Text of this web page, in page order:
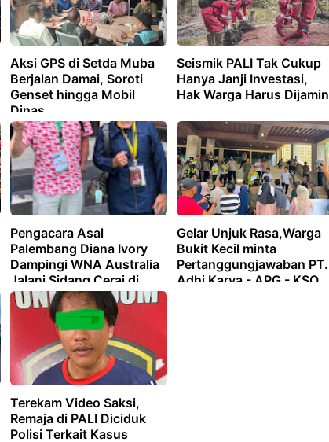
Aksi GPS di Setda Muba
Berjalan Damai, Soroti
Genset hingga Mobil
Dinas
Seismik PALI Tak Cukup
Hanya Janji Investasi,
Hak Warga Harus Dijamin
Pengacara Asal
Palembang Diana Ivory
Dampingi WNA Australia
Jalani Sidang Cerai di
Pengadilan Agama
Badung
Gelar Unjuk Rasa,Warga
Bukit Kecil minta
Pertanggungjawaban PT.
Adhi Karya - APG - KSO
Terekam Video Saksi,
Remaja di PALI Diciduk
Polisi Terkait Kasus